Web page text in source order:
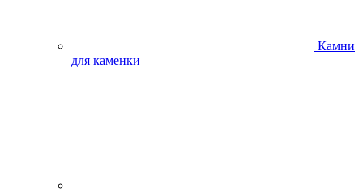
Камни
для каменки